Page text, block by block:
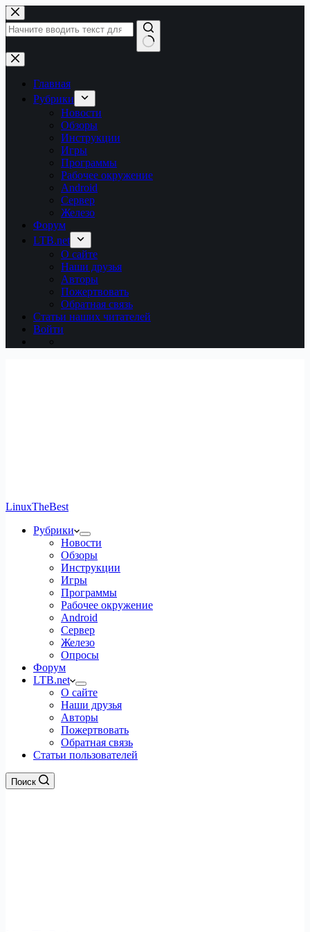
Перейти
к
сути
Ничего
не
найденоГлавная
Рубрики
Новости
Обзоры
Инструкции
Игры
Программы
Рабочее окружение
Android
Сервер
Железо
Форум
LTB.net
О сайте
Наши друзья
Авторы
Пожертвовать
Обратная связь
Статьи наших читателей
Войти
LinuxTheBest
Рубрики
Новости
Обзоры
Инструкции
Игры
Программы
Рабочее окружение
Android
Сервер
Железо
Опросы
Форум
LTB.net
О сайте
Наши друзья
Авторы
Пожертвовать
Обратная связь
Статьи пользователей
Поиск